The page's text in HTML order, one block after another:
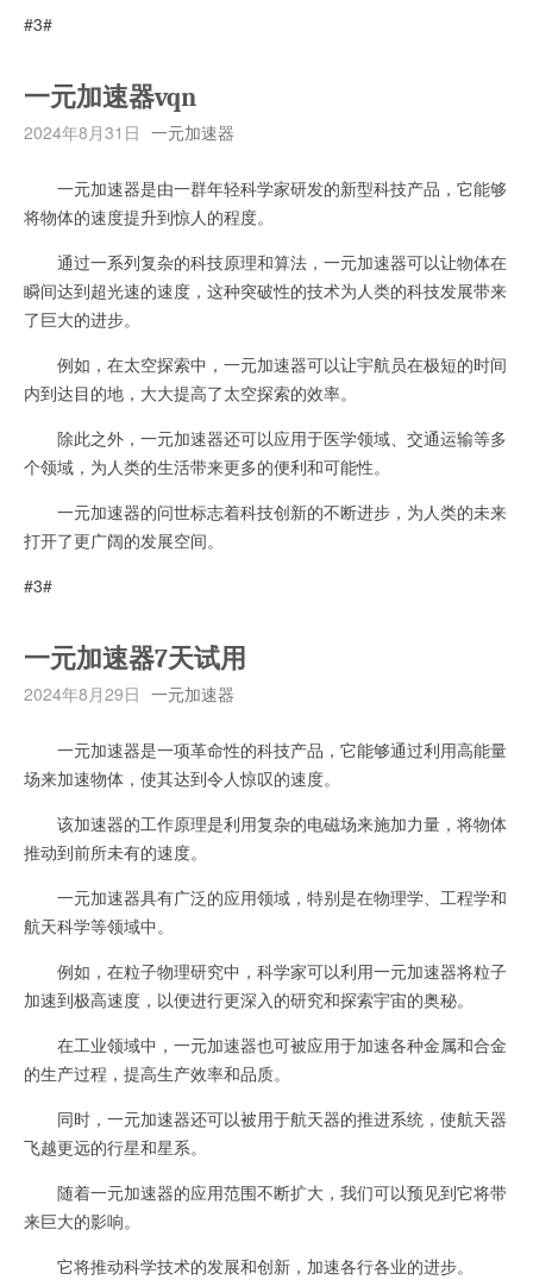
#3#
一元加速器vqn
2024年8月31日 一元加速器
一元加速器是由一群年轻科学家研发的新型科技产品，它能够
将物体的速度提升到惊人的程度。
通过一系列复杂的科技原理和算法，一元加速器可以让物体在
瞬间达到超光速的速度，这种突破性的技术为人类的科技发展带来
了巨大的进步。
例如，在太空探索中，一元加速器可以让宇航员在极短的时间
内到达目的地，大大提高了太空探索的效率。
除此之外，一元加速器还可以应用于医学领域、交通运输等多
个领域，为人类的生活带来更多的便利和可能性。
一元加速器的问世标志着科技创新的不断进步，为人类的未来
打开了更广阔的发展空间。
#3#
一元加速器7天试用
2024年8月29日 一元加速器
一元加速器是一项革命性的科技产品，它能够通过利用高能量
场来加速物体，使其达到令人惊叹的速度。
该加速器的工作原理是利用复杂的电磁场来施加力量，将物体
推动到前所未有的速度。
一元加速器具有广泛的应用领域，特别是在物理学、工程学和
航天科学等领域中。
例如，在粒子物理研究中，科学家可以利用一元加速器将粒子
加速到极高速度，以便进行更深入的研究和探索宇宙的奥秘。
在工业领域中，一元加速器也可被应用于加速各种金属和合金
的生产过程，提高生产效率和品质。
同时，一元加速器还可以被用于航天器的推进系统，使航天器
飞越更远的行星和星系。
随着一元加速器的应用范围不断扩大，我们可以预见到它将带
来巨大的影响。
它将推动科学技术的发展和创新，加速各行各业的进步。